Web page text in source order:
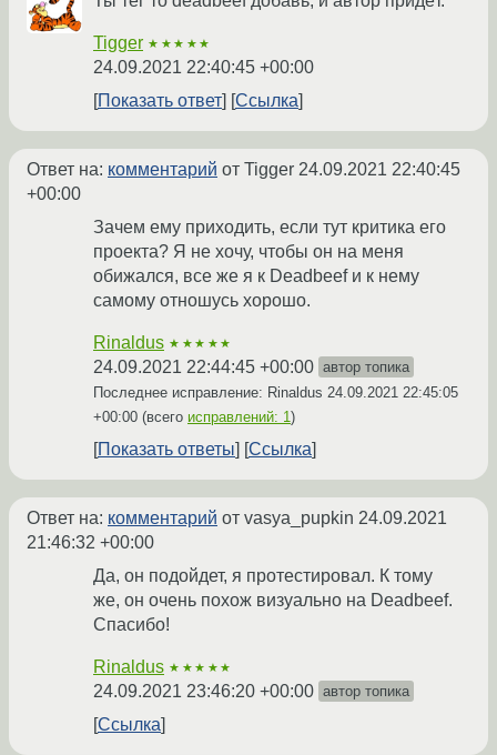
Tigger ★★★★★
24.09.2021 22:40:45 +00:00
Показать ответ
Ссылка
Ответ на: комментарий от Tigger 24.09.2021 22:40:45
+00:00
Зачем ему приходить, если тут критика его
проекта? Я не хочу, чтобы он на меня
обижался, все же я к Deadbeef и к нему
самому отношусь хорошо.
Rinaldus ★★★★★
24.09.2021 22:44:45 +00:00 автор топика
Последнее исправление: Rinaldus 24.09.2021 22:45:05
+00:00 (всего исправлений: 1)
Показать ответы Ссылка
Ответ на: комментарий от vasya_pupkin 24.09.2021
21:46:32 +00:00
Да, он подойдет, я протестировал. К тому
же, он очень похож визуально на Deadbeef.
Спасибо!
Rinaldus ★★★★★
24.09.2021 23:46:20 +00:00 автор топика
Ссылка